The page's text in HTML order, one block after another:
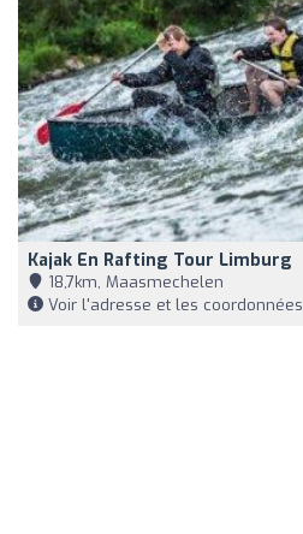
Kajak En Rafting Tour Limburg
18,7km, Maasmechelen
Voir l'adresse et les coordonnées